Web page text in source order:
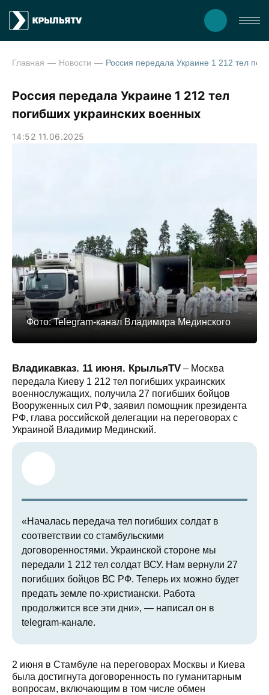
Главная Новости
Россия передала Украине 1 212 тел
погибших украинских военных
14:52 11.06.2025
Фото: Telegram-канал Владимира Мединского
Владикавказ. 11 июня. КрыльяTV – Москва
передала Киеву 1 212 тел погибших украинских
военнослужащих, получила 27 погибших бойцов
Вооруженных сил РФ, заявил помощник президента
РФ, глава российской делегации на переговорах с
Украиной Владимир Мединский.
«Началась передача тел погибших солдат в
соответствии со стамбульскими
договоренностями. Украинской стороне мы
передали 1 212 тел солдат ВСУ. Нам вернули 27
погибших бойцов ВС РФ. Теперь их можно будет
предать земле по-христиански. Работа
продолжится все эти дни», — написал он в
telegram-канале.
2 июня в Стамбуле на переговорах Москвы и Киева
была достигнута договоренность по гуманитарным
вопросам, включающим в том числе обмен